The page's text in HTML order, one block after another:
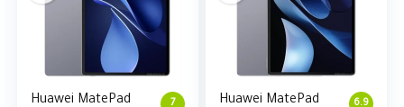
7
Huawei MatePad
6.9
Huawei MatePad